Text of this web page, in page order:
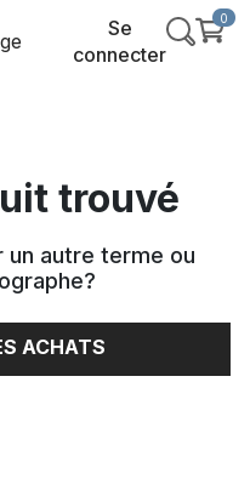
Se
connecter
0
trouvé
un autre terme ou
?
ACHATS